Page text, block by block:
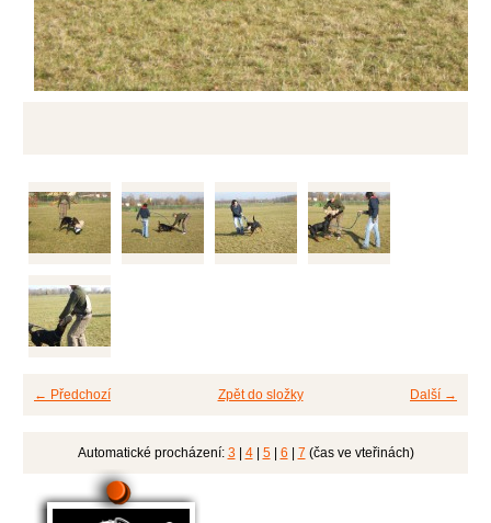
← Předchozí Další →
Zpět do složky
Automatické procházení: 3 | 4| 5| 6 | 7 (čas ve vteřinách)